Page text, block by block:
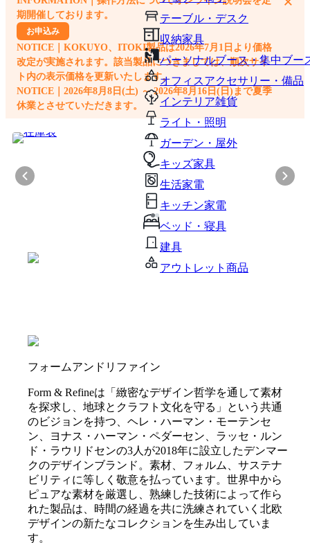
テーブル・デスク
収納家具
パーソナルブース・集中ブー
オフィスアクセサリー・備品
インテリア雑貨
ライト・照明
ガーデン・屋外
キッズ家具
生活家電
キッチン家電
ベッド・寝具
建具
アウトレット商品
期開催しております。
お申込み
NOTICE｜KOKUYO、ITOKI製品は2026年7月1日より価格
改定が実施されます。該当製品につきましては、順次サイ
ト内の表示価格を更新いたします。
NOTICE｜2026年8月8日(土) ～ 2026年8月16日(日)まで夏季
休業とさせていただきます。
フォームアンドリファイン
Form & Refineは「緻密なデザイン哲学を通して素材
を探求し、地球とクラフト文化を守る」という共通
のビジョンを持つ、ヘレ・ハーマン・モーテンセ
ン、ヨナス・ハーマン・ペダーセン、ラッセ・ルン
ド・ラウリドセンの3人が2018年に設立したデンマー
クのデザインブランド。素材、フォルム、サステナ
ビリティに等しく敬意を払っています。世界中から
ピュアな素材を厳選し、熟練した技術によって作ら
れた製品は、時間の経過を共に洗練されていく北欧
デザインの新たなコレクションを生み出していま
す。